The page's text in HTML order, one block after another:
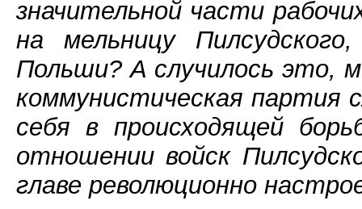
значительной части
на мельницу
Польши? А случилось это,
коммунистическая партия
себя в происходящей
отношении войск
главе революционно